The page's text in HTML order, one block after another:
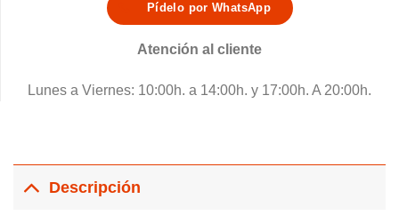
Pídelo por WhatsApp
Atención al cliente
Lunes a Viernes: 10:00h. a 14:00h. y 17:00h. A 20:00h.
Descripción